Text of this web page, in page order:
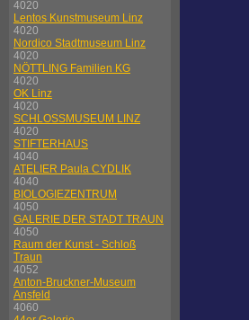
4020
Lentos Kunstmuseum Linz
4020
Nordico Stadtmuseum Linz
4020
NÖTTLING Familien KG
4020
OK Linz
4020
SCHLOSSMUSEUM LINZ
4020
STIFTERHAUS
4040
ATELIER Paula CYDLIK
4040
BIOLOGIEZENTRUM
4050
GALERIE DER STADT TRAUN
4050
Raum der Kunst - Schloß
Traun
4052
Anton-Bruckner-Museum
Ansfeld
4060